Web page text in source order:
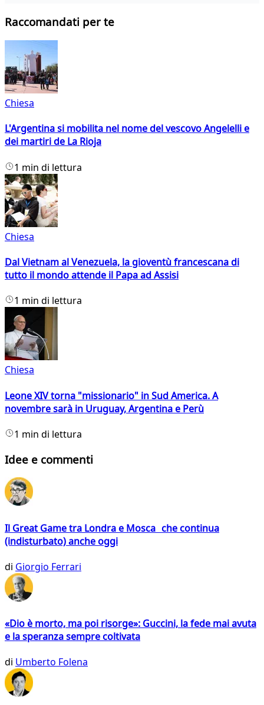
Raccomandati per te
Chiesa
L'Argentina si mobilita nel nome del vescovo Angelelli e
dei martiri de La Rioja
1 min di lettura
Chiesa
Dal Vietnam al Venezuela, la gioventù francescana di
tutto il mondo attende il Papa ad Assisi
1 min di lettura
Chiesa
Leone XIV torna "missionario" in Sud America. A
novembre sarà in Uruguay, Argentina e Perù
1 min di lettura
Idee e commenti
Il Great Game tra Londra e Mosca che continua
(indisturbato) anche oggi
di Giorgio Ferrari
«Dio è morto, ma poi risorge»: Guccini, la fede mai avuta
e la speranza sempre coltivata
di Umberto Folena